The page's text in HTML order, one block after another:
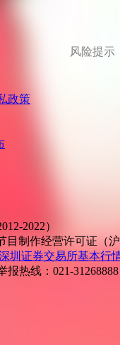
风险提
政策
2022）
目制作经营许可证（
圳证券交易所基本行
报热线：021-31268888